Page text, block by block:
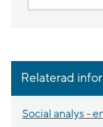
Relaterad
Social analys -